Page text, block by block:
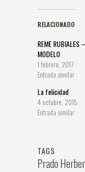
RELACIONADO
REME RUBIALES –
MODELO
1 febrero, 2017
Entrada similar
La felicidad
4 octubre, 2015
Entrada similar
TAGS
Prado Herber